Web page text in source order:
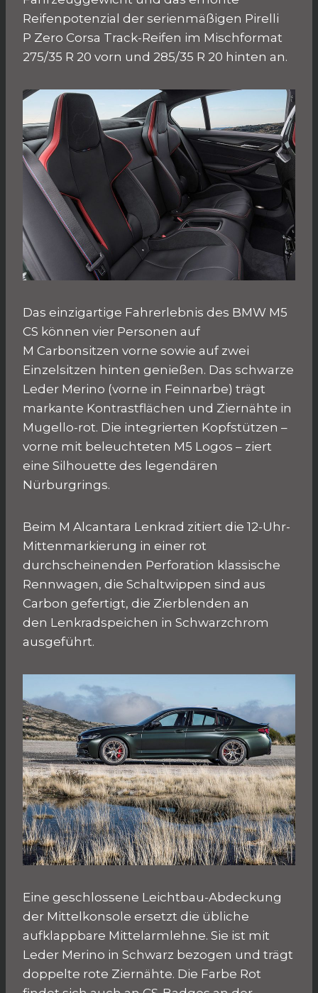
Reifenpotenzial der serienmäßigen Pirelli
P Zero Corsa Track-Reifen im Mischformat
275/35 R 20 vorn und 285/35 R 20 hinten an.
Das einzigartige Fahrerlebnis des BMW M5
CS können vier Personen auf
M Carbonsitzen vorne sowie auf zwei
Einzelsitzen hinten genießen. Das schwarze
Leder Merino (vorne in Feinnarbe) trägt
markante Kontrastflächen und Ziernähte in
Mugello-rot. Die integrierten Kopfstützen –
vorne mit beleuchteten M5 Logos – ziert
eine Silhouette des legendären
Nürburgrings.
Beim M Alcantara Lenkrad zitiert die 12-Uhr-
Mittenmarkierung in einer rot
durchscheinenden Perforation klassische
Rennwagen, die Schaltwippen sind aus
Carbon gefertigt, die Zierblenden an
den Lenkradspeichen in Schwarzchrom
ausgeführt.
Eine geschlossene Leichtbau-Abdeckung
der Mittelkonsole ersetzt die übliche
aufklappbare Mittelarmlehne. Sie ist mit
Leder Merino in Schwarz bezogen und trägt
doppelte rote Ziernähte. Die Farbe Rot